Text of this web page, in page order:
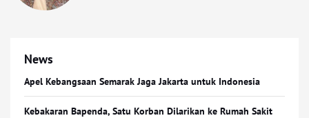
News
Apel Kebangsaan Semarak Jaga Jakarta untuk Indonesia
Kebakaran Bapenda, Satu Korban Dilarikan ke Rumah Sakit